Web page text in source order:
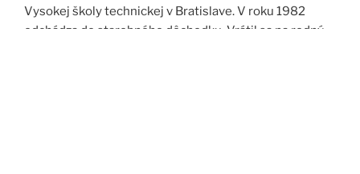
Vysokej školy technickej v Bratislave. V roku 1982
odchádza do starobného dôchodku. Vrátil sa na rodný